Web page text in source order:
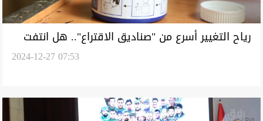
رياح التغيير أسرع من "صناديق الاقتراع".. هل انتفت
2024-12-27 07:53